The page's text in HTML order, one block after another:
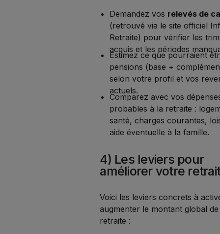
Demandez vos relevés de
(retrouvé via le site officiel
Retraite) pour vérifier les
acquis et les périodes
Estimez ce que pourraient
pensions (base +
selon votre profil et vos
actuels.
Comparez avec vos
probables à la retraite :
santé, charges courantes,
aide éventuelle à la famille.
4) Les leviers pour
améliorer votre
Voici les leviers concrets à
augmenter le montant global
retraite :